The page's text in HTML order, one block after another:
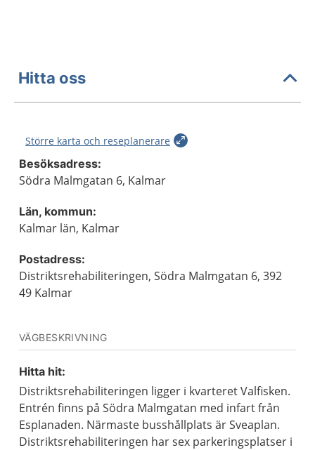
Hitta oss
Större karta och reseplanerare
Besöksadress:
Södra Malmgatan 6, Kalmar
Län, kommun:
Kalmar län, Kalmar
Postadress:
Distriktsrehabiliteringen, Södra Malmgatan 6, 392
49 Kalmar
VÄGBESKRIVNING
Hitta hit:
Distriktsrehabiliteringen ligger i kvarteret Valfisken.
Entrén finns på Södra Malmgatan med infart från
Esplanaden. Närmaste busshållplats är Sveaplan.
Distriktsrehabiliteringen har sex parkeringsplatser i